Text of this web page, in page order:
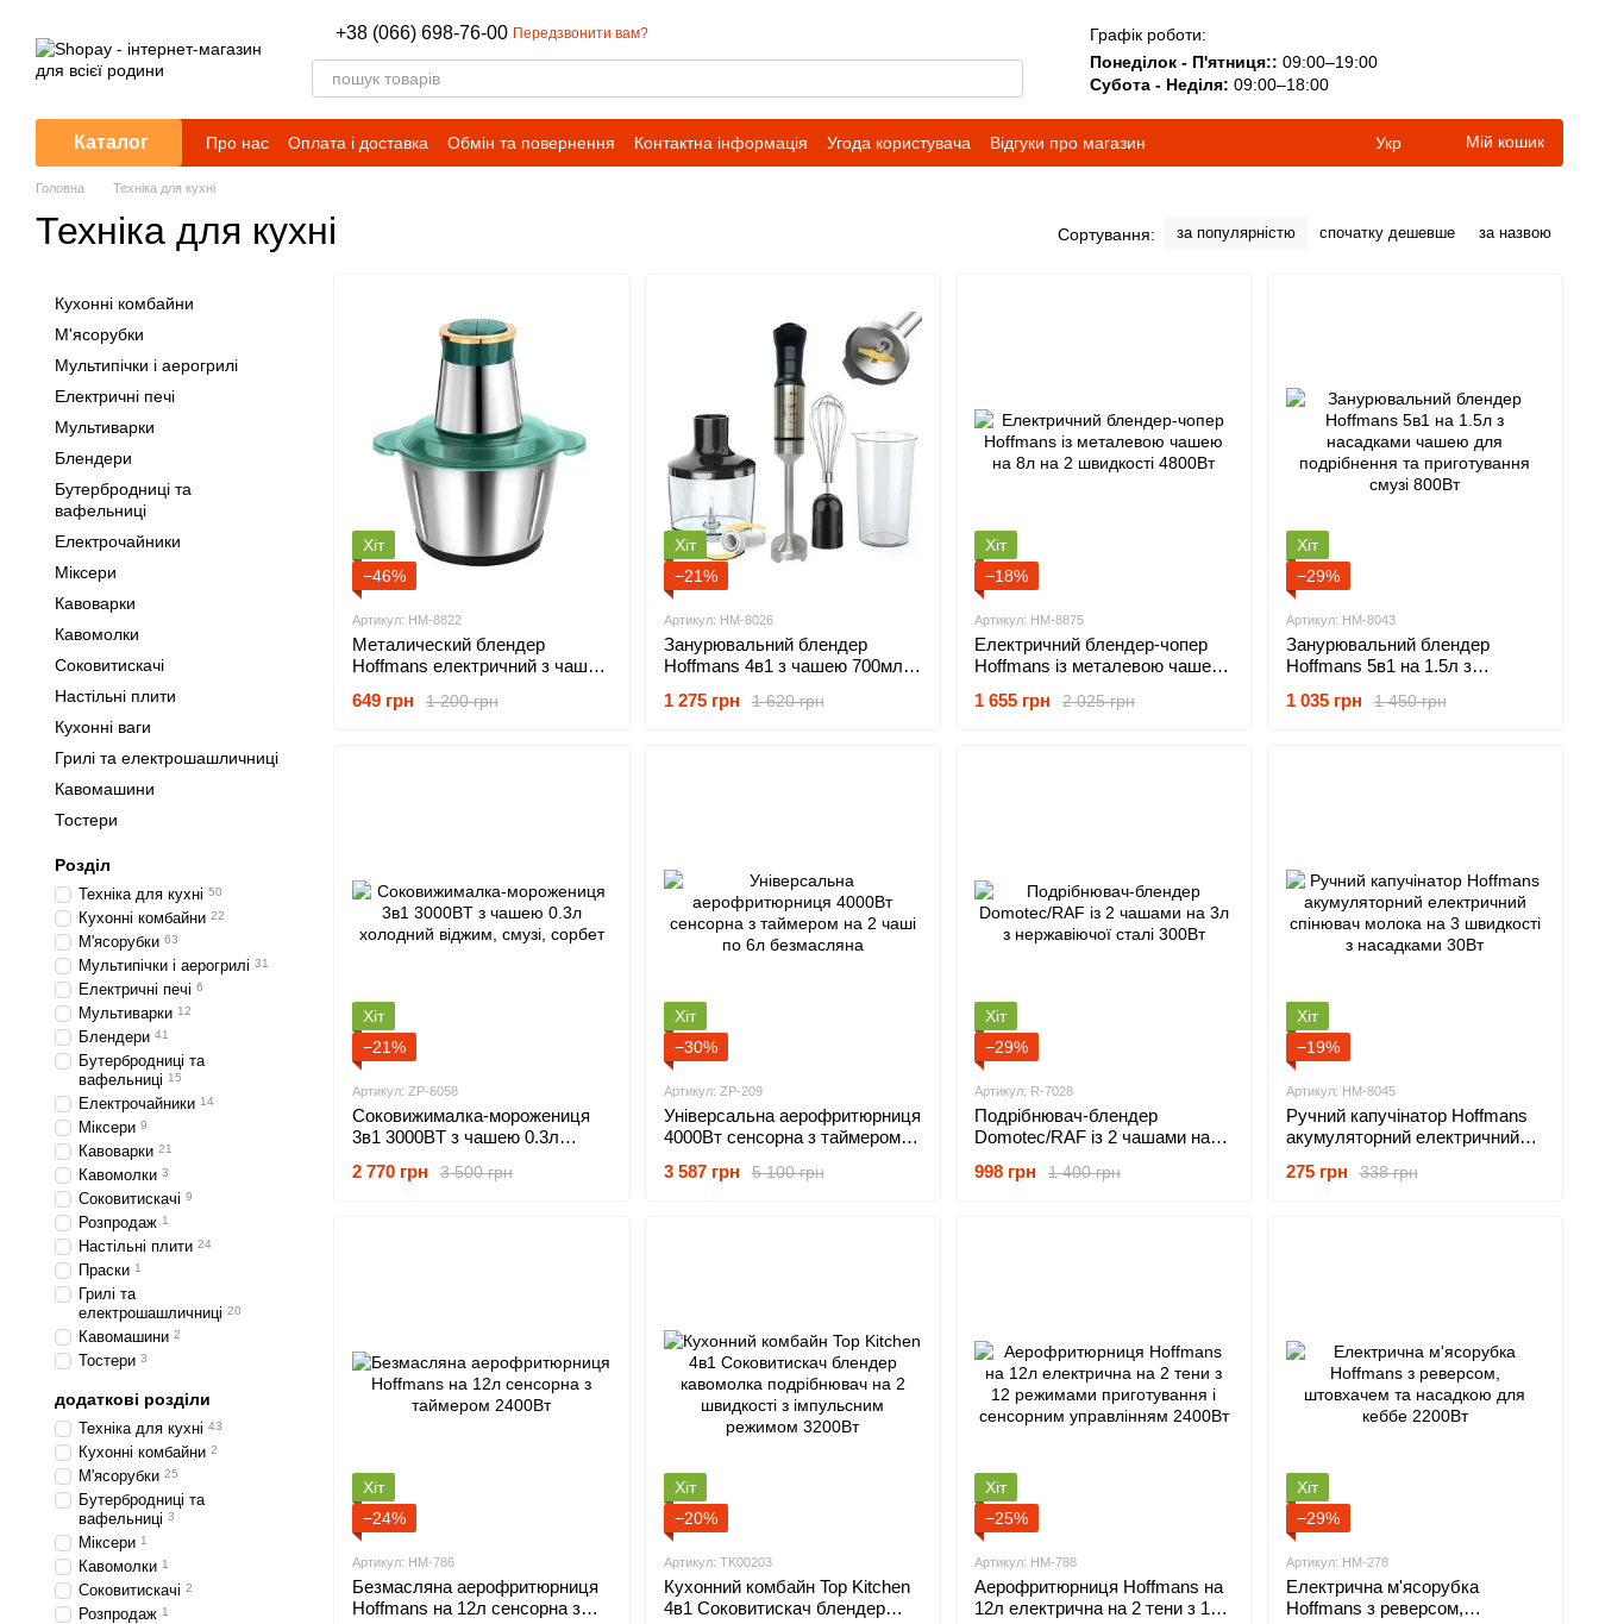
+38 (066) 698-76-00 Передзвонити вам?
Графік роботи:
Понеділок - П'ятниця:: 09:00–19:00
Субота - Неділя: 09:00–18:00
Каталог Про нас Оплата і доставка Обмін та повернення Контактна інформація Угода користувача Відгуки про магазин Укр Мій кошик
Головна Техніка для кухні
Техніка для кухні Сортування: за популярністю спочатку дешевше за назвою
Хіт
−46%
Артикул: HM-8822
Металический блендер
Hoffmans електричний з чашею
коктейлів 1800Вт
1 200 грн
649 грн
Хіт
−21%
Артикул: HM-8026
Занурювальний блендер
Hoffmans 4в1 з чашею 700мл
1000Вт
1 620 грн
1 275 грн
Хіт
−18%
Артикул: HM-8875
Електричний блендер-чопер
Hoffmans із металевою чашею
2 025 грн
1 655 грн
Хіт
−29%
Артикул: HM-8043
Занурювальний блендер
Hoffmans 5в1 на 1.5л з
подрібнення та приготування
1 450 грн
1 035 грн
Хіт
−21%
Артикул: ZP-6058
Соковижималка-морожениця
3в1 3000BT з чашею 0.3л
сорбет
3 500 грн
2 770 грн
Хіт
−30%
Артикул: ZP-209
Універсальна аерофритюрниця
4000Вт cенсорна з таймером
5 100 грн
3 587 грн
Хіт
−29%
Артикул: R-7028
Подрібнювач-блендер
Domotec/RAF із 2 чашами на
1 400 грн
998 грн
Хіт
−19%
Артикул: HM-8045
Ручний капучінатор Hoffmans
акумуляторний електричний
швидкості з насадками 30Вт
338 грн
275 грн
Хіт
−24%
Артикул: HM-786
Безмасляна аерофритюрниця
Hoffmans на 12л сенсорна з
Хіт
−20%
Артикул: TK00203
Кухонний комбайн Top Kitchen
4в1 Соковитискач блендер
Хіт
−25%
Артикул: HM-788
Аерофритюрниця Hoffmans на
12л електрична на 2 тени з 12
Хіт
−29%
Артикул: HM-278
Електрична м'ясорубка
Hoffmans з реверсом,
Кухонні комбайни
М'ясорубки
Мультипічки і аерогрилі
Електричні печі
Мультиварки
Блендери
Бутербродниці та
вафельниці
Електрочайники
Міксери
Кавоварки
Кавомолки
Соковитискачі
Настільні плити
Кухонні ваги
Грилі та електрошашличниці
Кавомашини
Тостери
Розділ
Техніка для кухні 50
Кухонні комбайни 22
М'ясорубки 63
Мультипічки і аерогрилі 31
Електричні печі 6
Мультиварки 12
Блендери 41
Бутербродниці та
вафельниці 15
Електрочайники 14
Міксери 9
Кавоварки 21
Кавомолки 3
Соковитискачі 9
Розпродаж 1
Настільні плити 24
Праски 1
Грилі та
електрошашличниці 20
Кавомашини 2
Тостери 3
додаткові розділи
Техніка для кухні 43
Кухонні комбайни 2
М'ясорубки 25
Бутербродниці та
вафельниці 3
Міксери 1
Кавомолки 1
Соковитискачі 2
Розпродаж 1